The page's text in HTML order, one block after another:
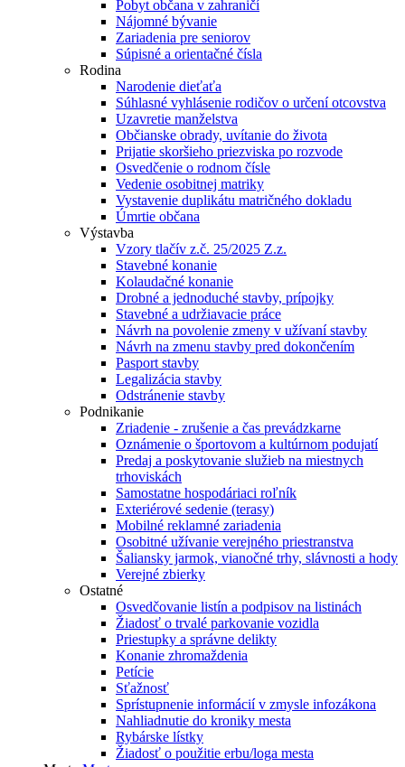
Pobyt občana v zahraničí
Nájomné bývanie
Zariadenia pre seniorov
Súpisné a orientačné čísla
Rodina
Narodenie dieťaťa
Súhlasné vyhlásenie rodičov o určení otcovstva
Uzavretie manželstva
Občianske obrady, uvítanie do života
Prijatie skoršieho priezviska po rozvode
Osvedčenie o rodnom čísle
Vedenie osobitnej matriky
Vystavenie duplikátu matričného dokladu
Úmrtie občana
Výstavba
Vzory tlačív z.č. 25/2025 Z.z.
Stavebné konanie
Kolaudačné konanie
Drobné a jednoduché stavby, prípojky
Stavebné a udržiavacie práce
Návrh na povolenie zmeny v užívaní stavby
Návrh na zmenu stavby pred dokončením
Pasport stavby
Legalizácia stavby
Odstránenie stavby
Podnikanie
Zriadenie - zrušenie a čas prevádzkarne
Oznámenie o športovom a kultúrnom podujatí
Predaj a poskytovanie služieb na miestnych
trhoviskách
Samostatne hospodáriaci roľník
Exteriérové sedenie (terasy)
Mobilné reklamné zariadenia
Osobitné užívanie verejného priestranstva
Šaliansky jarmok, vianočné trhy, slávnosti a hody
Verejné zbierky
Ostatné
Osvedčovanie listín a podpisov na listinách
Žiadosť o trvalé parkovanie vozidla
Priestupky a správne delikty
Konanie zhromaždenia
Petície
Sťažnosť
Sprístupnenie informácií v zmysle infozákona
Nahliadnutie do kroniky mesta
Rybárske lístky
Žiadosť o použitie erbu/loga mesta